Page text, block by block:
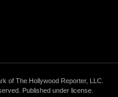
of The Hollywood Reporter, LLC.
Published under license.